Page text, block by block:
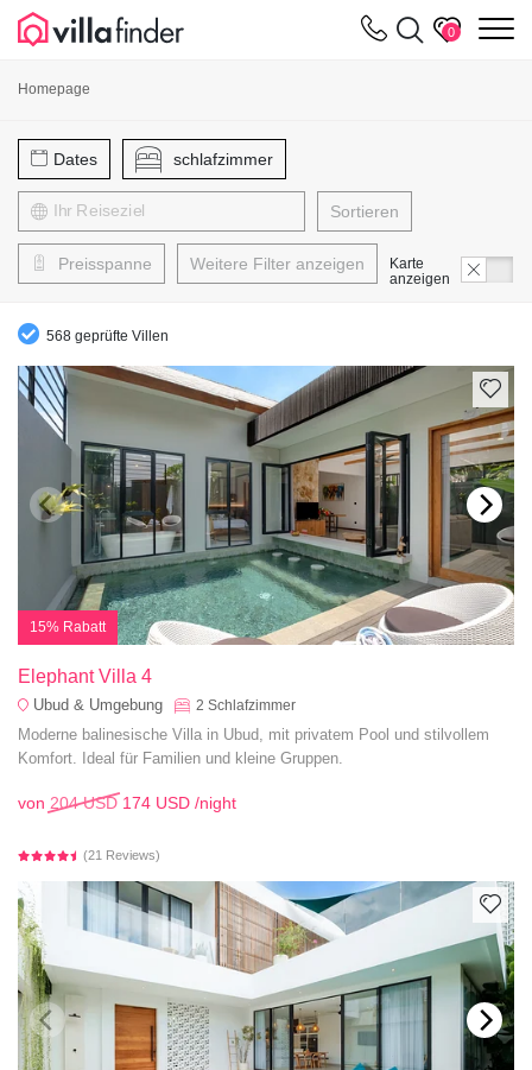
0
Homepage
Dates schlafzimmer
Sortieren
Preisspanne Weitere Filter anzeigen
Karte
anzeigen
568 geprüfte Villen
15% Rabatt
Elephant Villa 4
Ubud & Umgebung 2 Schlafzimmer
Moderne balinesische Villa in Ubud, mit privatem Pool und stilvollem
Komfort. Ideal für Familien und kleine Gruppen.
von 204 USD 174 USD /night
(21 Reviews)
Cookie-Einstellungen